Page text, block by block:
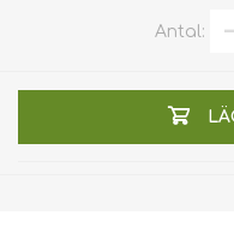
Antal: